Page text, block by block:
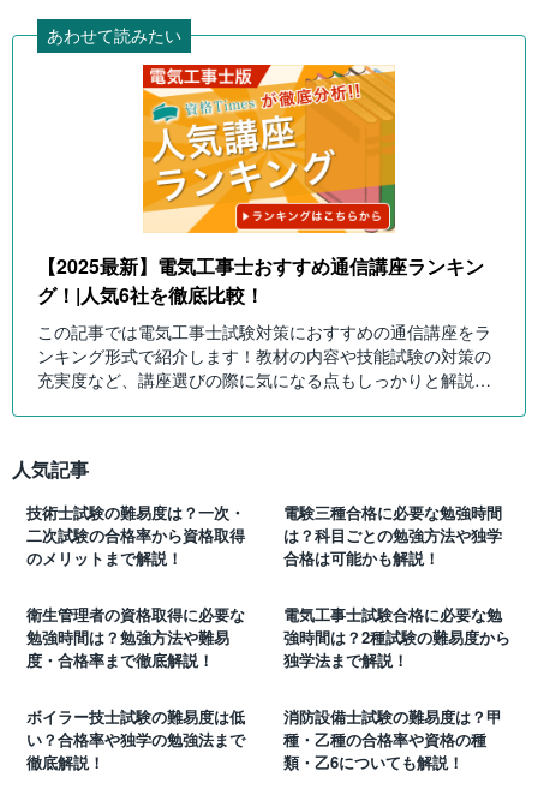
あわせて読みたい
【2025最新】電気工事士おすすめ通信講座ランキン
グ！|人気6社を徹底比較！
この記事では電気工事士試験対策におすすめの通信講座をラ
ンキング形式で紹介します！教材の内容や技能試験の対策の
充実度など、講座選びの際に気になる点もしっかりと解説し
人気記事
技術士試験の難易度は？一次・
二次試験の合格率から資格取得
のメリットまで解説！
電験三種合格に必要な勉強時間
は？科目ごとの勉強方法や独学
合格は可能かも解説！
衛生管理者の資格取得に必要な
勉強時間は？勉強方法や難易
度・合格率まで徹底解説！
電気工事士試験合格に必要な勉
強時間は？2種試験の難易度から
独学法まで解説！
ボイラー技士試験の難易度は低
い？合格率や独学の勉強法まで
徹底解説！
消防設備士試験の難易度は？甲
種・乙種の合格率や資格の種
類・乙6についても解説！